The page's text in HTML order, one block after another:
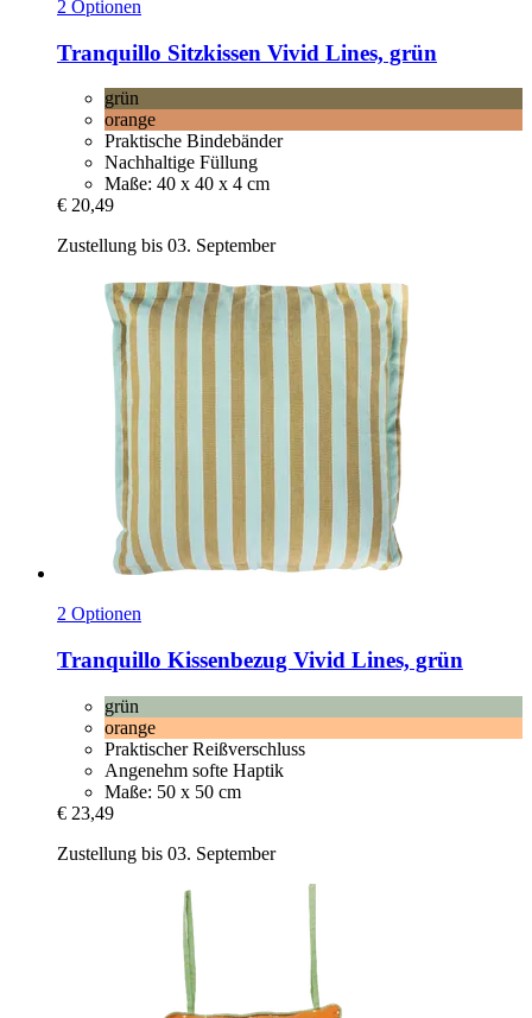
2 Optionen
Tranquillo Sitzkissen Vivid Lines, grün
grün
orange
Praktische Bindebänder
Nachhaltige Füllung
Maße: 40 x 40 x 4 cm
€ 20,49
Zustellung bis 03. September
2 Optionen
Tranquillo Kissenbezug Vivid Lines, grün
grün
orange
Praktischer Reißverschluss
Angenehm softe Haptik
Maße: 50 x 50 cm
€ 23,49
Zustellung bis 03. September